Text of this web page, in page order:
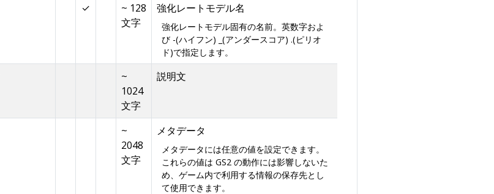
✓
~ 128
文字
強化レートモデル名
強化レートモデル固有の名前。英数字およ
び -(ハイフン) _(アンダースコア) .(ピリオ
ド)で指定します。
~
1024
文字
説明文
~
2048
文字
メタデータ
メタデータには任意の値を設定できます。
これらの値は GS2 の動作には影響しないた
め、ゲーム内で利用する情報の保存先とし
て使用できます。